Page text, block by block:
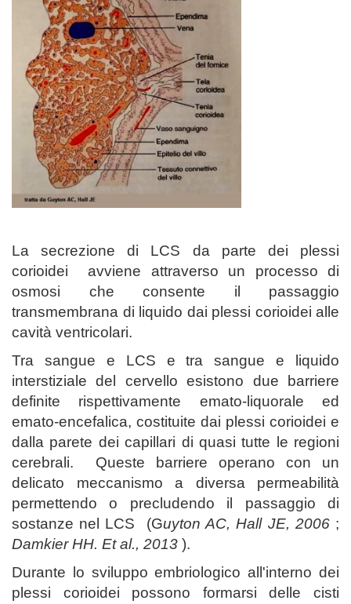
La secrezione di LCS da parte dei plessi
corioidei avviene attraverso un processo di
osmosi che consente il passaggio
transmembrana di liquido dai plessi corioidei alle
cavità ventricolari.
Tra sangue e LCS e tra sangue e liquido
interstiziale del cervello esistono due barriere
definite rispettivamente emato-liquorale ed
emato-encefalica, costituite dai plessi corioidei e
dalla parete dei capillari di quasi tutte le regioni
cerebrali. Queste barriere operano con un
delicato meccanismo a diversa permeabilità
permettendo o precludendo il passaggio di
sostanze nel LCS (Guyton AC, Hall JE, 2006 ;
Damkier HH. Et al., 2013 ).
Durante lo sviluppo embriologico all'interno dei
plessi corioidei possono formarsi delle cisti